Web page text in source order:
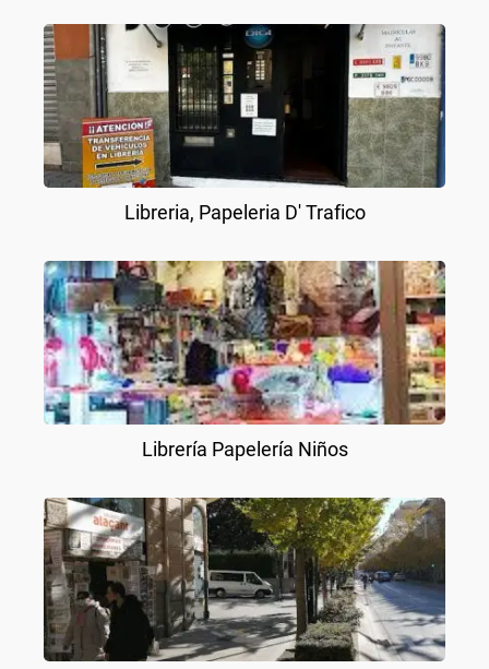
Libreria, Papeleria D' Trafico
Librería Papelería Niños